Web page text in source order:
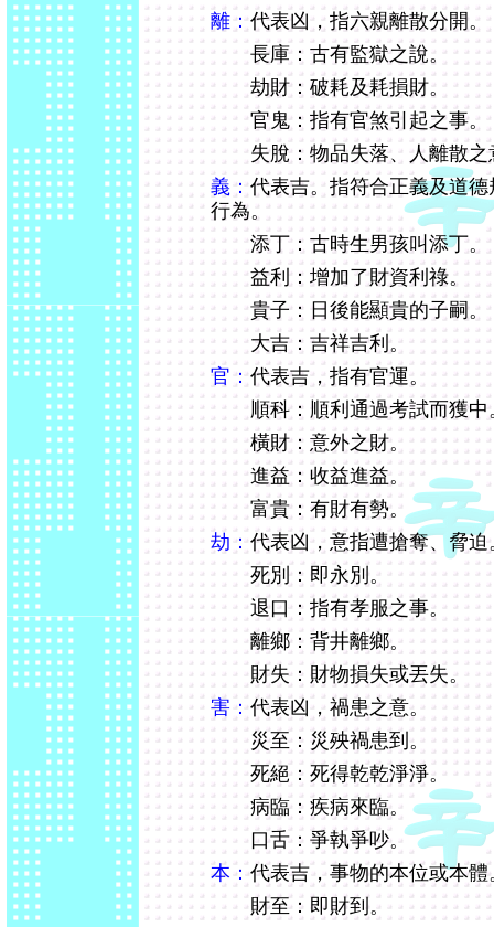
離：代表凶，指六親離散分開。
長庫：古有監獄之說。
劫財：破耗及耗損財。
官鬼：指有官煞引起之事。
失脫：物品失落、人離散之
義：代表吉。指符合正義及道
行為。
添丁：古時生男孩叫添丁。
益利：增加了財資利祿。
貴子：日後能顯貴的子嗣。
大吉：吉祥吉利。
官：代表吉，指有官運。
順科：順利通過考試而獲中
橫財：意外之財。
進益：收益進益。
富貴：有財有勢。
劫：代表凶，意指遭搶奪、脅迫
死別：即永別。
退口：指有孝服之事。
離鄉：背井離鄉。
財失：財物損失或丟失。
害：代表凶，禍患之意。
災至：災殃禍患到。
死絕：死得乾乾淨淨。
病臨：疾病來臨。
口舌：爭執爭吵。
本：代表吉，事物的本位或本體
財至：即財到。